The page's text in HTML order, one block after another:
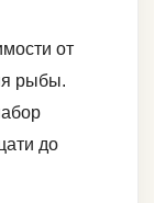
от
рыбы.
до